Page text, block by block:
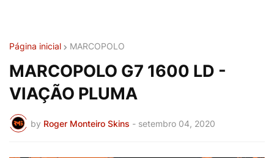
Página inicial MARCOPOLO
MARCOPOLO G7 1600 LD -
VIAÇÃO PLUMA
by Roger Monteiro Skins - setembro 04, 2020